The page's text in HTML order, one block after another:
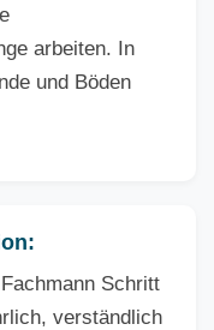
arbeiten. In
und Böden
Schritt
verständlich